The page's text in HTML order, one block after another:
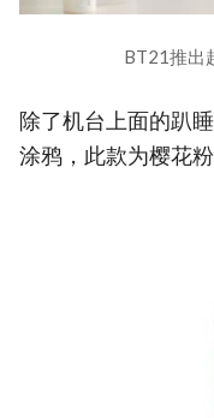
BT21推出
除了机台上面的趴
涂鸦，此款为樱花